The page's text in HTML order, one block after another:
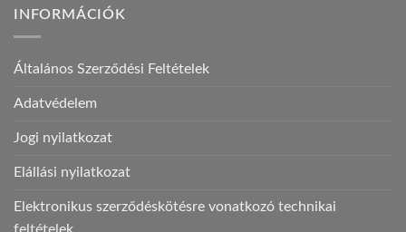
INFORMÁCIÓK
Általános Szerződési Feltételek
Adatvédelem
Jogi nyilatkozat
Elállási nyilatkozat
Elektronikus szerződéskötésre vonatkozó technikai